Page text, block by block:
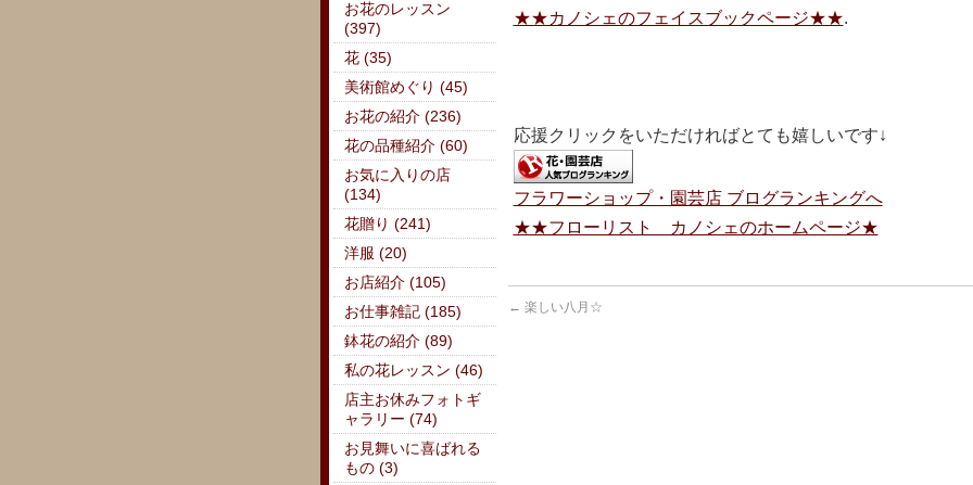
★★カノシェのフェイスブックページ★★.
応援クリックをいただければとても嬉しいです↓
フラワーショップ・園芸店 ブログランキングへ
★★フローリスト カノシェのホームページ★
← 楽しい八月☆
お花のレッスン
(397)
花 (35)
美術館めぐり (45)
お花の紹介 (236)
花の品種紹介 (60)
お気に入りの店
(134)
花贈り (241)
洋服 (20)
お店紹介 (105)
お仕事雑記 (185)
鉢花の紹介 (89)
私の花レッスン (46)
店主お休みフォトギ
ャラリー (74)
お見舞いに喜ばれる
もの (3)